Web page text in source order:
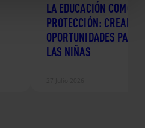
LA EDUCACIÓN COMO
PROTECCIÓN: CREANDO
OPORTUNIDADES PARA
LAS NIÑAS